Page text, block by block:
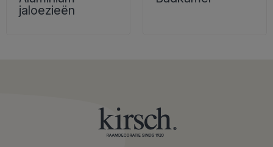
jaloezieën